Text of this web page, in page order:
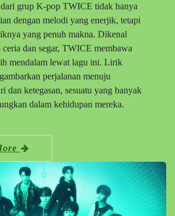
grup K-pop TWICE tidak hanya
dengan melodi yang enerjik, tetapi
yang penuh makna. Dikenal
ceria dan segar, TWICE membawa
mendalam lewat lagu ini. Lirik
perjalanan menuju
dan ketegasan, sesuatu yang banyak
dalam kehidupan mereka.